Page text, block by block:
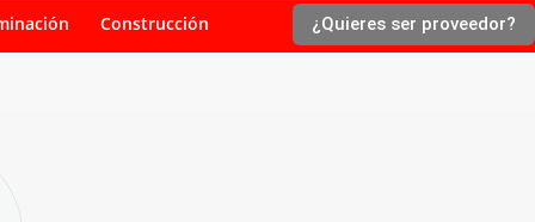
Construcción ¿Quieres ser proveedor?